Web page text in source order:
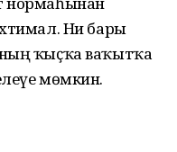
Ни бары
ҡыҫҡа ваҡытҡа
мөмкин.